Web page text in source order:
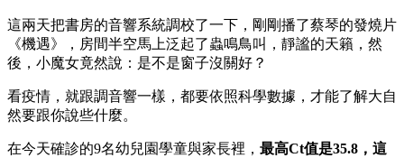
這兩天把書房的音響系統調校了一下，剛剛播了蔡琴的發燒片
《機遇》，房間半空馬上泛起了蟲鳴鳥叫，靜謐的天籟，然
後，小魔女竟然說：是不是窗子沒關好？
看疫情，就跟調音響一樣，都要依照科學數據，才能了解大自
然要跟你說些什麼。
在今天確診的9名幼兒園學童與家長裡， 最高Ct值是35.8，這